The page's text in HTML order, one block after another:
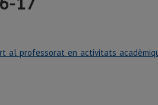
al professorat en activitats